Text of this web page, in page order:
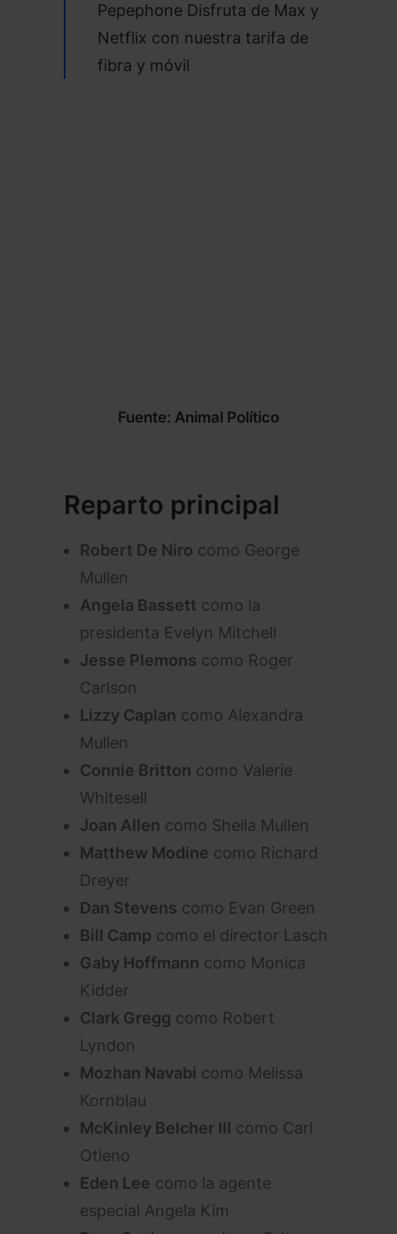
Pepephone Disfruta de Max y
Netflix con nuestra tarifa de
fibra y móvil
Fuente: Animal Político
Reparto principal
Robert De Niro como George
Mullen
Angela Bassett como la
presidenta Evelyn Mitchell
Jesse Plemons como Roger
Carlson
Lizzy Caplan como Alexandra
Mullen
Connie Britton como Valerie
Whitesell
Joan Allen como Sheila Mullen
Matthew Modine como Richard
Dreyer
Dan Stevens como Evan Green
Bill Camp como el director Lasch
Gaby Hoffmann como Monica
Kidder
Clark Gregg como Robert
Lyndon
Mozhan Navabi como Melissa
Kornblau
McKinley Belcher III como Carl
Otieno
Eden Lee como la agente
especial Angela Kim